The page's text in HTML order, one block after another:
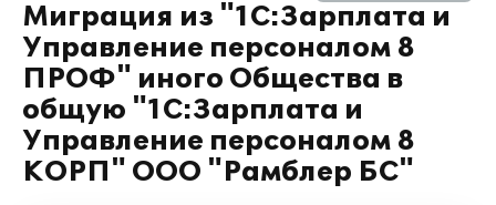
Миграция из "1С:Зарплата и
Управление персоналом 8
ПРОФ" иного Общества в
общую "1С:Зарплата и
Управление персоналом 8
КОРП" ООО "Рамблер БС"